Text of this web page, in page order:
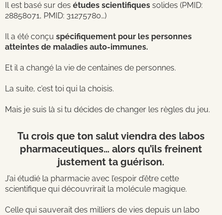
Il est basé sur des études scientifiques solides (PMID:
28858071, PMID: 31275780…)
Il a été conçu spécifiquement pour les personnes
atteintes de maladies auto-immunes.
Et il a changé la vie de centaines de personnes.
La suite, c’est toi qui la choisis.
Mais je suis là si tu décides de changer les règles du jeu.
Tu crois que ton salut viendra des labos
pharmaceutiques… alors qu’ils freinent
justement ta guérison.
J’ai étudié la pharmacie avec l’espoir d’être cette
scientifique qui découvrirait la molécule magique.
Celle qui sauverait des milliers de vies depuis un labo